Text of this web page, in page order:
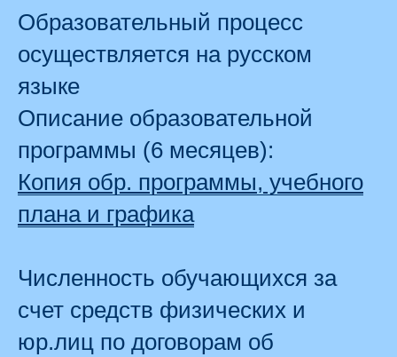
Образовательный процесс
осуществляется на русском
языке
Описание образовательной
программы (6 месяцев):
Копия обр. программы, учебного
плана и графика
Численность обучающихся за
счет средств физических и
юр.лиц по договорам об